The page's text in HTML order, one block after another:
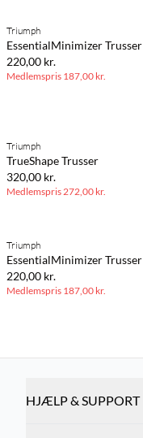
Triumph
EssentialMinimizer Trusser
220,00 kr.
Medlemspris 187,00 kr.
Triumph
TrueShape Trusser
320,00 kr.
Medlemspris272,00 kr.
Triumph
EssentialMinimizer Trusser
220,00 kr.
Medlemspris 187,00 kr.
HJÆLP & SUPPORT